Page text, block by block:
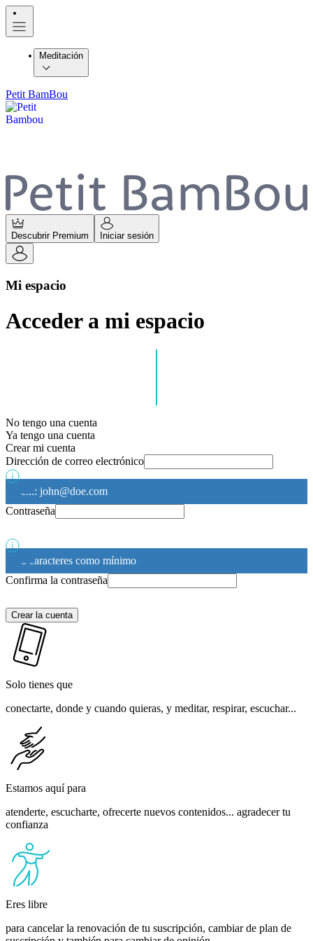
Meditación
Petit BamBou
Descubrir Premium Iniciar sesión
Mi espacio
Acceder a mi espacio
No tengo una cuenta
Ya tengo una cuenta
Crear mi cuenta
Dirección de correo electrónico
ex.: john@doe.com
Contraseña
6 caracteres como mínimo
Confirma la contraseña
Crear la cuenta
Solo tienes que
conectarte, donde y cuando quieras, y meditar, respirar, escuchar...
Estamos aquí para
atenderte, escucharte, ofrecerte nuevos contenidos... agradecer tu
confianza
Eres libre
para cancelar la renovación de tu suscripción, cambiar de plan de